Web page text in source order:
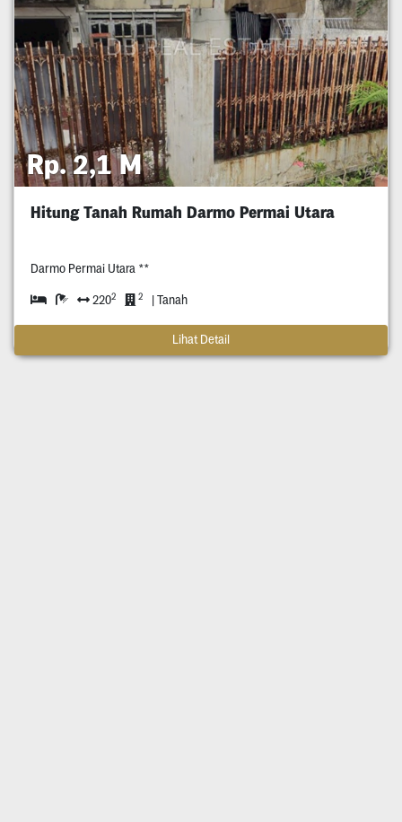
Rp. 2,1 M
Hitung Tanah Rumah Darmo Permai Utara
Darmo Permai Utara **
2202 2 | Tanah
Lihat Detail